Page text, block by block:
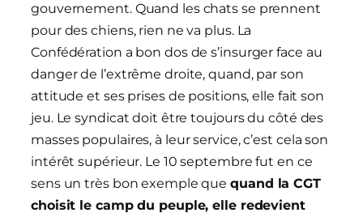
gouvernement. Quand les chats se prennent
pour des chiens, rien ne va plus. La
Confédération a bon dos de s’insurger face au
danger de l’extrême droite, quand, par son
attitude et ses prises de positions, elle fait son
jeu. Le syndicat doit être toujours du côté des
masses populaires, à leur service, c’est cela son
intérêt supérieur. Le 10 septembre fut en ce
sens un très bon exemple quequand la CGT
choisit le camp du peuple, elle redevient